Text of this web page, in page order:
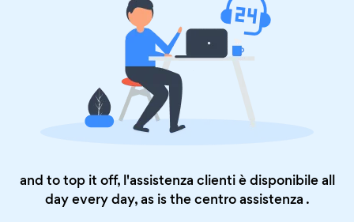
and to top it off, l'assistenza clienti è disponibile all
day every day, as is thecentro assistenza .